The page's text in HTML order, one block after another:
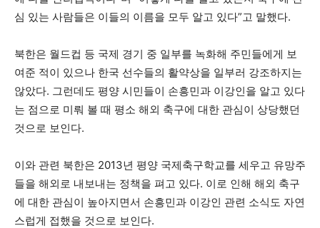
심 있는 사람들은 이들의 이름을 모두 알고 있다”고 말했다.
북한은 월드컵 등 국제 경기 중 일부를 녹화해 주민들에게 보
여준 적이 있으나 한국 선수들의 활약상을 일부러 강조하지는
않았다. 그런데도 평양 시민들이 손흥민과 이강인을 알고 있다
는 점으로 미뤄 볼 때 평소 해외 축구에 대한 관심이 상당했던
것으로 보인다.
이와 관련 북한은 2013년 평양 국제축구학교를 세우고 유망주
들을 해외로 내보내는 정책을 펴고 있다. 이로 인해 해외 축구
에 대한 관심이 높아지면서 손흥민과 이강인 관련 소식도 자연
스럽게 접했을 것으로 보인다.